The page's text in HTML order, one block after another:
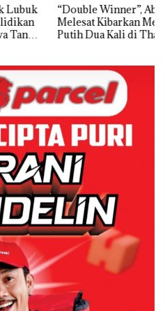
“Double Winner”, Abimanyu
Melesat Kibarkan Merah
Putih Dua Kali di Thailand